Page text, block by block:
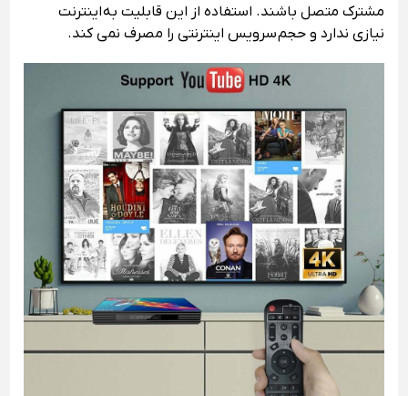
مشترک متصل باشند. استفاده از این قابلیت به اینترنت
نیازی ندارد و حجم سرویس اینترنتی را مصرف نمی کند.